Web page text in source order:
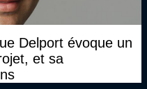
Delport évoque un
et sa